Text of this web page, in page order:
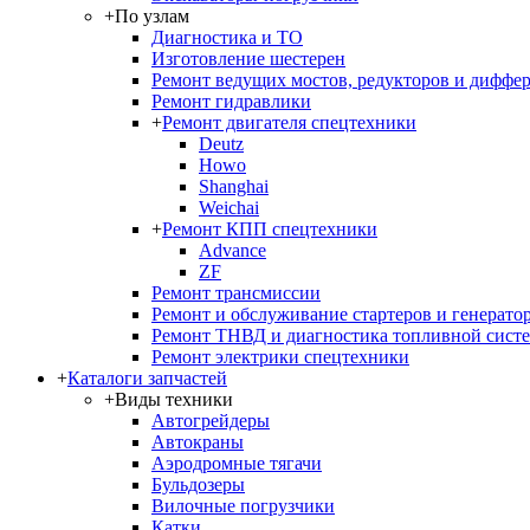
+По узлам
Диагностика и ТО
Изготовление шестерен
Ремонт ведущих мостов, редукторов и
Ремонт гидравлики
+Ремонт двигателя спецтехники
Deutz
Howo
Shanghai
Weichai
+Ремонт КПП спецтехники
Advance
ZF
Ремонт трансмиссии
Ремонт и обслуживание стартеров и
Ремонт ТНВД и диагностика топливной
Ремонт электрики спецтехники
+Каталоги запчастей
+Виды техники
Автогрейдеры
Автокраны
Аэродромные тягачи
Бульдозеры
Вилочные погрузчики